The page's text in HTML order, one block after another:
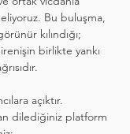
Bu buluşma,
kılındığı;
birlikte yankı
açıktır.
dilediğiniz platform